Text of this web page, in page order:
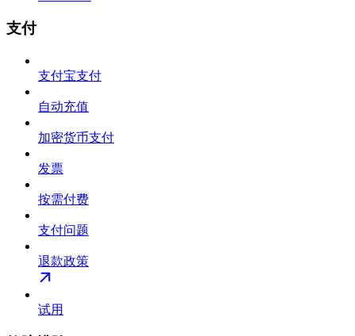
支付
支付宝支付
自动充值
加密货币支付
发票
按需付费
支付问题
退款政策
试用